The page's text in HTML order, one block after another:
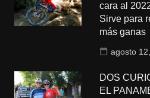
cara al
Sirve para
más ganas
agosto
DOS
EL